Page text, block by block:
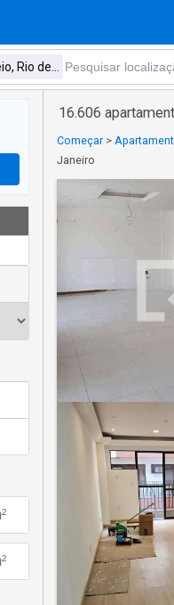
16.606
Começar >
Janeiro